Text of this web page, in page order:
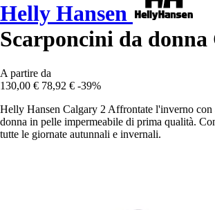
Helly Hansen
Scarponcini da donna
A partire da
130,00 € 78,92 € -39%
Helly Hansen Calgary 2 Affrontate l'inverno
donna in pelle impermeabile di prima qualità.
tutte le giornate autunnali e invernali.